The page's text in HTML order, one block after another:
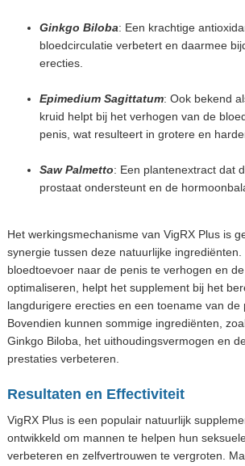
Ginkgo Biloba: Een krachtige
bloedcirculatie verbetert en daarmee
erecties.
Epimedium Sagittatum: Ook bekend
kruid helpt bij het verhogen van de
penis, wat resulteert in grotere en
Saw Palmetto: Een plantenextract dat
prostaat ondersteunt en de
Het werkingsmechanisme van VigRX Plus is
synergie tussen deze natuurlijke ingrediënten.
bloedtoevoer naar de penis te verhogen en
optimaliseren, helpt het supplement bij het
langdurigere erecties en een toename van de
Bovendien kunnen sommige ingrediënten,
Ginkgo Biloba, het uithoudingsvermogen en
prestaties verbeteren.
Resultaten en Effectiviteit
VigRX Plus is een populair natuurlijk
ontwikkeld om mannen te helpen hun
verbeteren en zelfvertrouwen te vergroten.